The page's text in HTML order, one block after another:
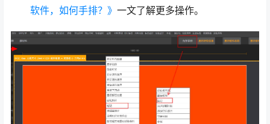
软件，如何手排？》 一文了解更多操作。